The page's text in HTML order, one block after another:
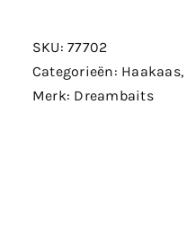
SKU:77702
Categorieën: Haakaas,
Merk: Dreambaits